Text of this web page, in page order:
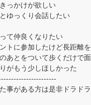
っかけが欲しい
ゆっくり会話したい
て仲良くなりたい
トに参加したけど長距離
あとをついて歩くだけで
がもう少しほしかった
事がある方は是非ドラド